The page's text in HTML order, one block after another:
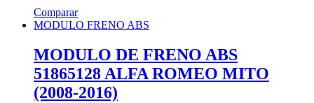
Comparar
MODULO FRENO ABS
MODULO DE FRENO ABS
51865128 ALFA ROMEO MITO
(2008-2016)